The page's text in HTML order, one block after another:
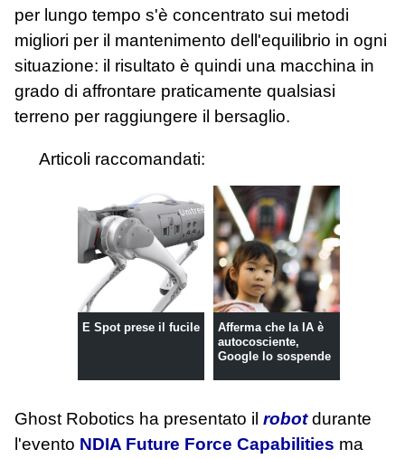
per lungo tempo s'è concentrato sui metodi
migliori per il mantenimento dell'equilibrio in ogni
situazione: il risultato è quindi una macchina in
grado di affrontare praticamente qualsiasi
terreno per raggiungere il bersaglio.
Articoli raccomandati:
E Spot prese il fucile
Afferma che la IA è
autocosciente,
Google lo sospende
Ghost Robotics ha presentato il robotdurante
l'evento NDIA Future Force Capabilities ma